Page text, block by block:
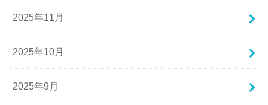
2025年11月
2025年10月
2025年9月